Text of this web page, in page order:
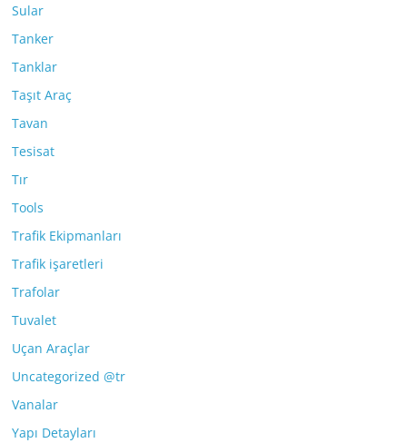
Sular
Tanker
Tanklar
Taşıt Araç
Tavan
Tesisat
Tır
Tools
Trafik Ekipmanları
Trafik işaretleri
Trafolar
Tuvalet
Uçan Araçlar
Uncategorized @tr
Vanalar
Yapı Detayları